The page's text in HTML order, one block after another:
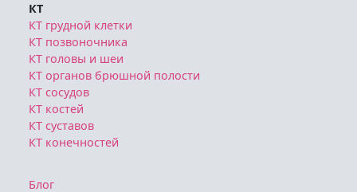
КТ
КТ грудной клетки
КТ позвоночника
КТ головы и шеи
КТ органов брюшной полости
КТ сосудов
КТ костей
КТ суставов
КТ конечностей
Блог